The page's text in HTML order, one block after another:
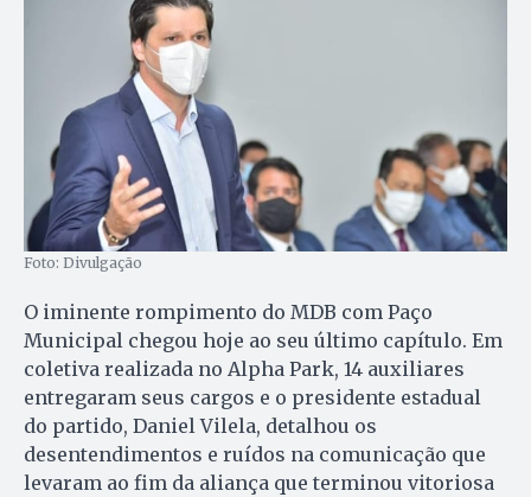
Foto: Divulgação
O iminente rompimento do MDB com Paço
Municipal chegou hoje ao seu último capítulo. Em
coletiva realizada no Alpha Park, 14 auxiliares
entregaram seus cargos e o presidente estadual
do partido, Daniel Vilela, detalhou os
desentendimentos e ruídos na comunicação que
levaram ao fim da aliança que terminou vitoriosa